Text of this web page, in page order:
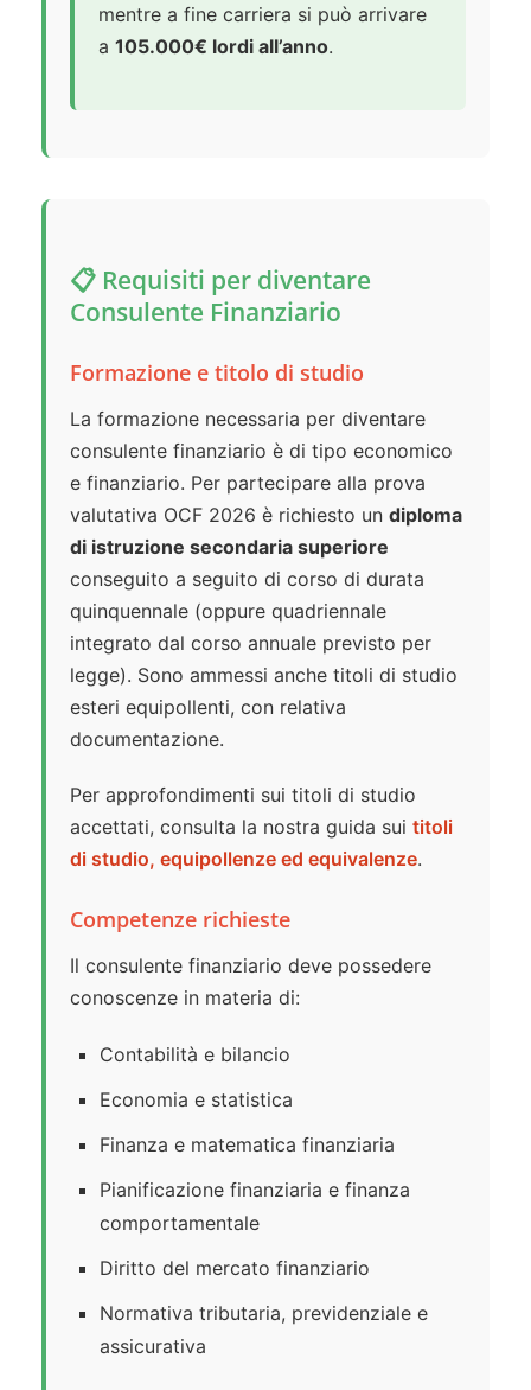
mentre a fine carriera si può arrivare
a 105.000€ lordi all’anno.
📋 Requisiti per diventare
Consulente Finanziario
Formazione e titolo di studio
La formazione necessaria per diventare
consulente finanziario è di tipo economico
e finanziario. Per partecipare alla prova
valutativa OCF 2026 è richiesto un diploma
di istruzione secondaria superiore
conseguito a seguito di corso di durata
quinquennale (oppure quadriennale
integrato dal corso annuale previsto per
legge). Sono ammessi anche titoli di studio
esteri equipollenti, con relativa
documentazione.
Per approfondimenti sui titoli di studio
accettati, consulta la nostra guida sui titoli
di studio, equipollenze ed equivalenze.
Competenze richieste
Il consulente finanziario deve possedere
conoscenze in materia di:
Contabilità e bilancio
Economia e statistica
Finanza e matematica finanziaria
Pianificazione finanziaria e finanza
comportamentale
Diritto del mercato finanziario
Normativa tributaria, previdenziale e
assicurativa